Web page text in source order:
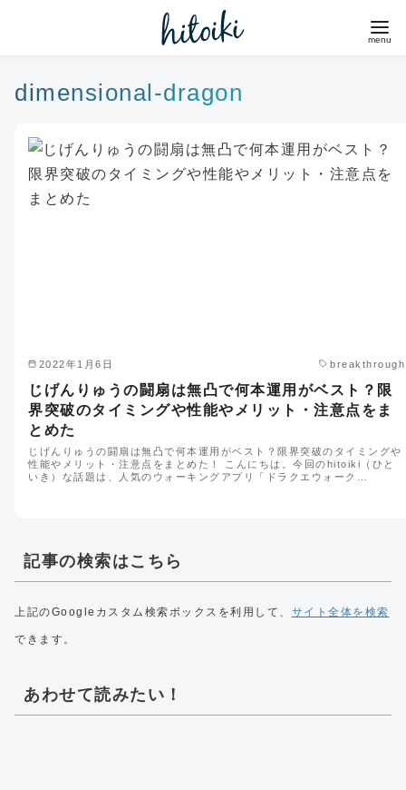
dimensional-dragon
2022年1月6日 breakthrough
じげんりゅうの闘扇は無凸で何本運用がベスト？限
界突破のタイミングや性能やメリット・注意点をま
とめた
じげんりゅうの闘扇は無凸で何本運用がベスト？限界突破のタイミングや
性能やメリット・注意点をまとめた！ こんにちは。今回のhitoiki（ひと
いき）な話題は、人気のウォーキングアプリ「ドラクエウォーク…
記事の検索はこちら
上記のGoogleカスタム検索ボックスを利用して、 サイト全体を検索
できます。
あわせて読みたい！